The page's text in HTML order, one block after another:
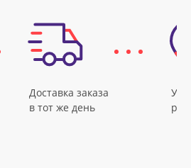
Доставка заказа
в тот же день